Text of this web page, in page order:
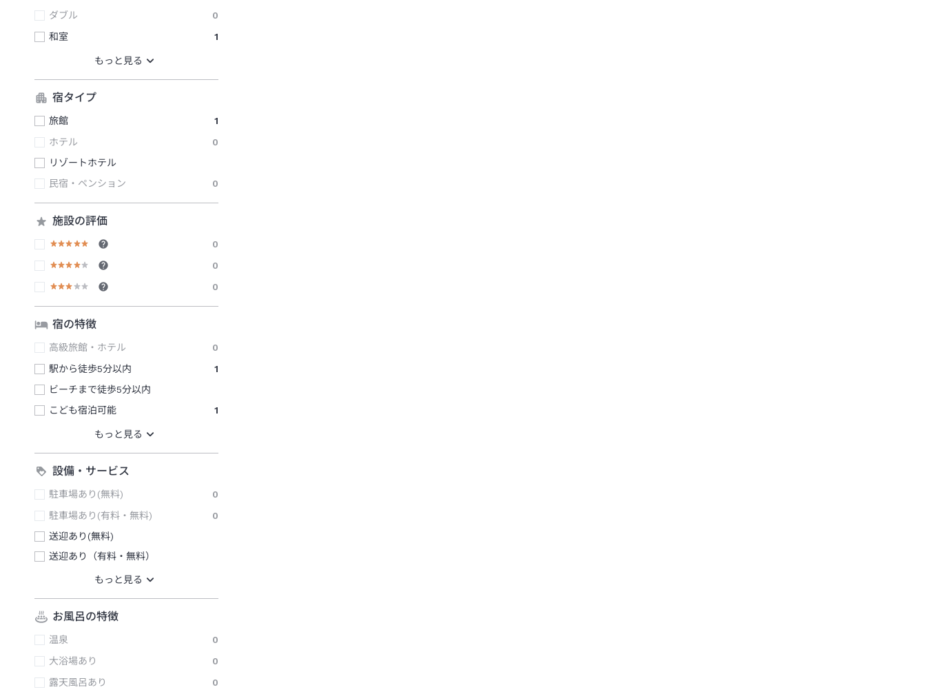
ダブル
0
和室
1
宿タイプ
旅館
1
ホテル
0
リゾートホテル
民宿・ペンション
0
施設の評価
0
0
0
宿の特徴
高級旅館・ホテル
0
駅から徒歩5分以内
1
ビーチまで徒歩5分以内
こども宿泊可能
1
設備・サービス
駐車場あり(無料)
0
駐車場あり(有料・無料)
0
送迎あり(無料)
送迎あり（有料・無料）
お風呂の特徴
温泉
0
大浴場あり
0
露天風呂あり
0